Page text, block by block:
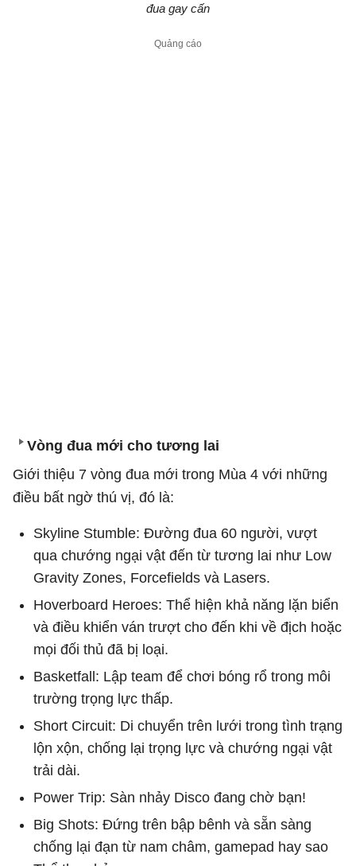
đua gay cấn
Vòng đua mới cho tương lai
Giới thiệu 7 vòng đua mới trong Mùa 4 với những
điều bất ngờ thú vị, đó là:
Skyline Stumble: Đường đua 60 người, vượt
qua chướng ngại vật đến từ tương lai như Low
Gravity Zones, Forcefields và Lasers.
Hoverboard Heroes: Thể hiện khả năng lặn biển
và điều khiển ván trượt cho đến khi về địch hoặc
mọi đối thủ đã bị loại.
Basketfall: Lập team để chơi bóng rổ trong môi
trường trọng lực thấp.
Short Circuit: Di chuyển trên lưới trong tình trạng
lộn xộn, chống lại trọng lực và chướng ngại vật
trải dài.
Power Trip: Sàn nhảy Disco đang chờ bạn!
Big Shots: Đứng trên bập bênh và sẵn sàng
chống lại đạn từ nam châm, gamepad hay sao